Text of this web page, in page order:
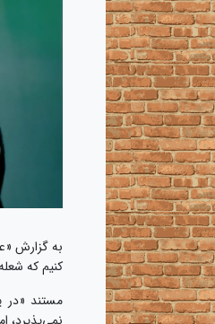
به گزارش
کنیم که
مستند «در